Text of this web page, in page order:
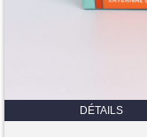
DÉTAILS